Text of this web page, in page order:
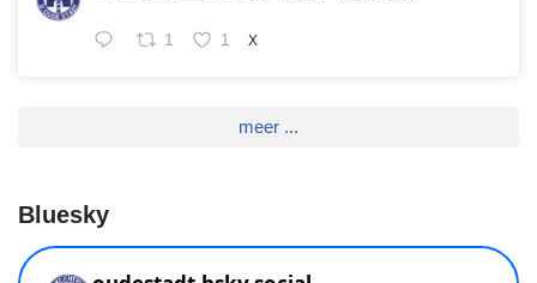
1 1 X
meer ...
Bluesky